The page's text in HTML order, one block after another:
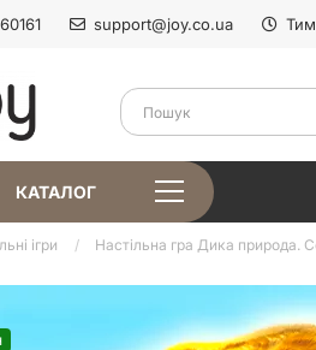
support@joy.co.ua
КАТАЛОГ
ігри Настільна гра Дика природа.